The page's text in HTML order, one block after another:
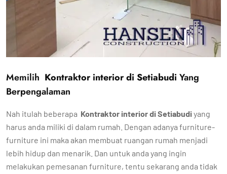
Memilih Kontraktor interior di Setiabudi Yang
Berpengalaman
Nah itulah beberapa Kontraktor interior di Setiabudiyang
harus anda miliki di dalam rumah. Dengan adanya furniture-
furniture ini maka akan membuat ruangan rumah menjadi
lebih hidup dan menarik. Dan untuk anda yang ingin
melakukan pemesanan furniture, tentu sekarang anda tidak